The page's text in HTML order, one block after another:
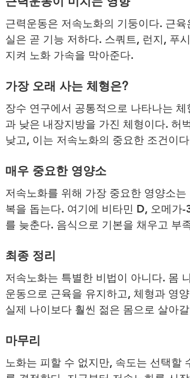
근력운동은 저속노화의 기둥이다. 근
실은 곧 기능 저하다. 스쿼트, 런지, 푸
지켜 노화 가속을 막아준다.
가장 오래 사는 체형은?
장수 연구에서 공통적으로 나타나는
과 낮은 내장지방을 가진 체형이다. 허
낮고, 이는 저속노화의 중요한 조건이
매우 중요한 영양소
저속노화를 위해 가장 중요한 영양소
복을 돕는다. 여기에 비타민 D, 오메가
를 늦춘다. 음식으로 기본을 채우고 부
최종 정리
저속노화는 특별한 비법이 아니다. 몸
운동으로 근육을 유지하고, 체형과 영
실제 나이보다 훨씬 젊은 몸으로 살아
마무리
노화는 피할 수 없지만, 속도는 선택할